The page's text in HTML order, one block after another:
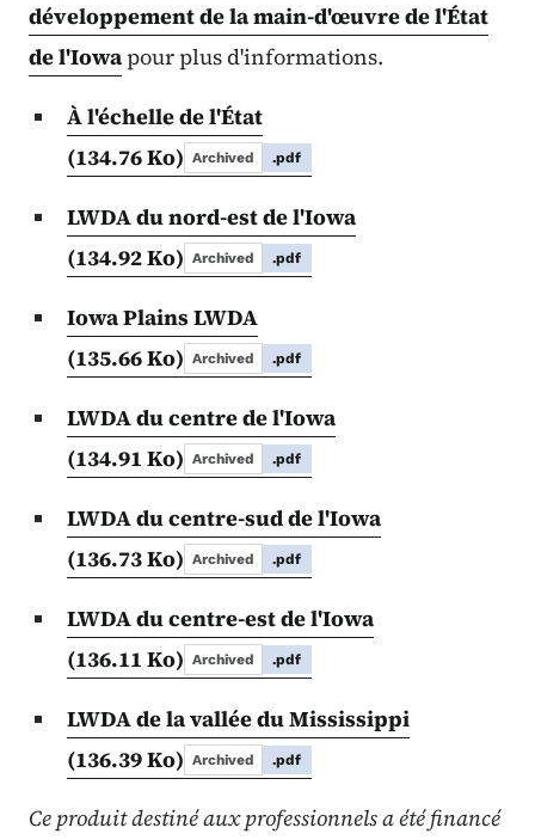
développement de la main-d'œuvre de l'État
de l'Iowapour plus d'informations.
À l'échelle de l'État
(134.76 Ko) Archived .pdf
LWDA du nord-est de l'Iowa
(134.92 Ko) Archived .pdf
Iowa Plains LWDA
(135.66 Ko) Archived .pdf
LWDA du centre de l'Iowa
(134.91 Ko) Archived .pdf
LWDA du centre-sud de l'Iowa
(136.73 Ko) Archived .pdf
LWDA du centre-est de l'Iowa
(136.11 Ko) Archived .pdf
LWDA de la vallée du Mississippi
(136.39 Ko) Archived .pdf
Ce produit destiné aux professionnels a été financé